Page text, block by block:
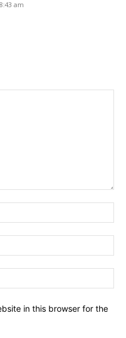
am
in this browser for the